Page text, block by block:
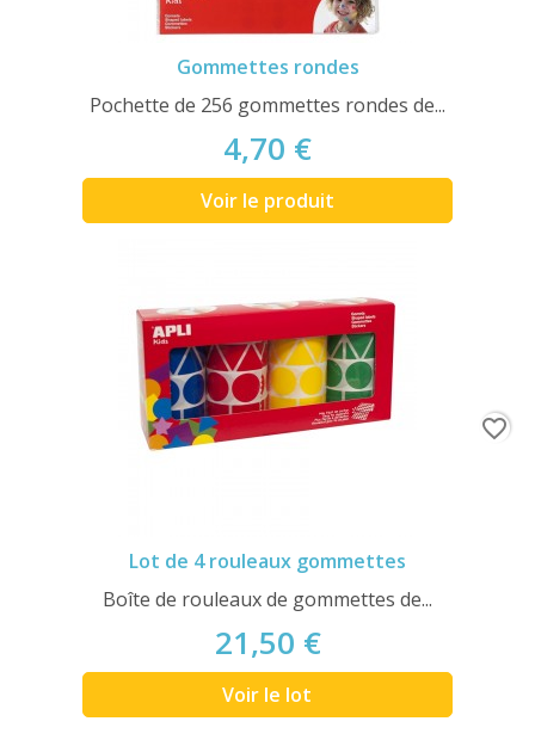
Gommettes rondes
Pochette de 256 gommettes rondes de...
4,70 €
Voir le produit
Lot de 4 rouleaux gommettes
Boîte de rouleaux de gommettes de...
21,50 €
Voir le lot
favorite_border